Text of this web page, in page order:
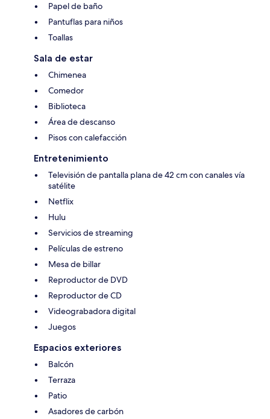
Papel de baño
Pantuflas para niños
Toallas
Sala de estar
Chimenea
Comedor
Biblioteca
Área de descanso
Pisos con calefacción
Entretenimiento
Televisión de pantalla plana de 42 cm con canales vía
satélite
Netflix
Hulu
Servicios de streaming
Películas de estreno
Mesa de billar
Reproductor de DVD
Reproductor de CD
Videograbadora digital
Juegos
Espacios exteriores
Balcón
Terraza
Patio
Asadores de carbón